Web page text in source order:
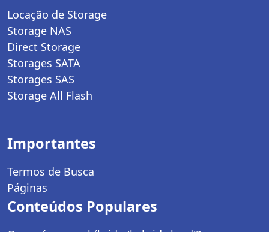
Locação de Storage
Storage NAS
Direct Storage
Storages SATA
Storages SAS
Storage All Flash
Importantes
Termos de Busca
Páginas
Conteúdos Populares